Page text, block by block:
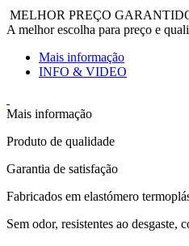
MELHOR PREÇO
A melhor escolha para preço e
Mais informação
INFO & VIDEO
Mais informação
Produto de qualidade
Garantia de satisfação
Fabricados em elastómero
Sem odor, resistentes ao desgaste,